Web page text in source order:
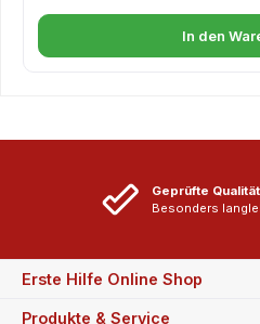
In den
Geprüfte Qualität
Besonders
Erste Hilfe Online Shop
Produkte & Service